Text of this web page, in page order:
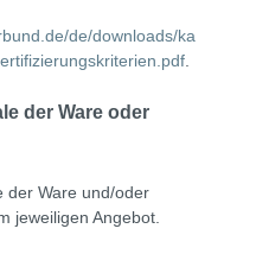
de/downloads/ka
der Ware oder
der Ware und/oder
jeweiligen Angebot.